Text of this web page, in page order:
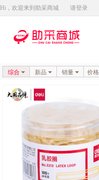
Hi，欢迎来到助采商城 请登录
综合 新品 销量 价格